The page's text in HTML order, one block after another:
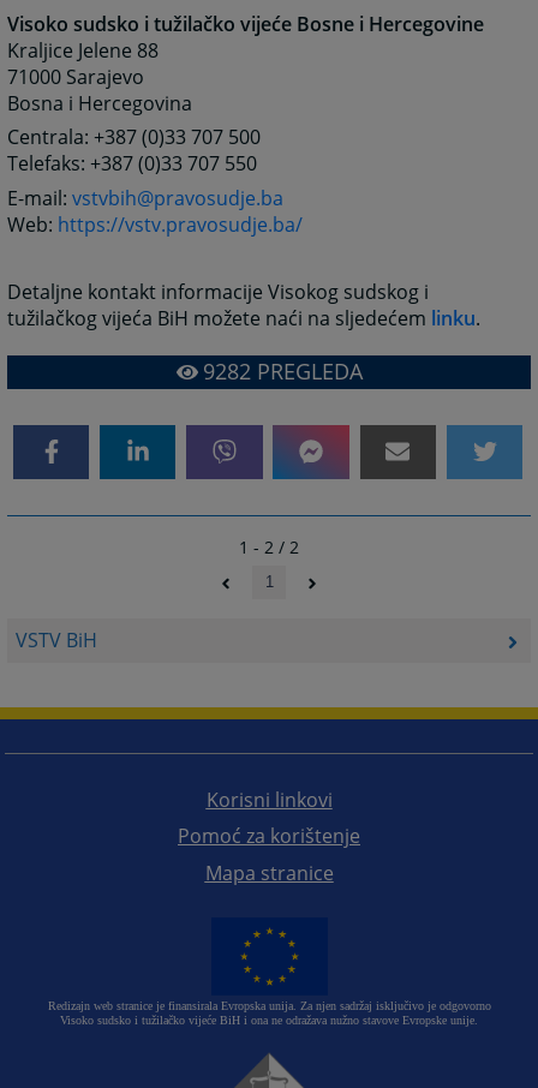
VSTV BiH
Visoko sudsko i tužilačko vijeće Bosne i Hercegovine
Kraljice Jelene 88
71000 Sarajevo
Bosna i Hercegovina
Centrala: +387 (0)33 707 500
Telefaks: +387 (0)33 707 550
E-mail:vstvbih@pravosudje.ba
Web: https://vstv.pravosudje.ba/
Detaljne kontakt informacije Visokog sudskog i
tužilačkog vijeća BiH možete naći na sljedećem linku.
9282PREGLEDA
1 - 2 / 2
1
Korisni linkovi
Pomoć za korištenje
Mapa stranice
Redizajn web stranice je finansirala Evropska unija. Za njen sadržaj isključivo je odgovorno
Visoko sudsko i tužilačko vijeće BiH i ona ne odražava nužno stavove Evropske unije.